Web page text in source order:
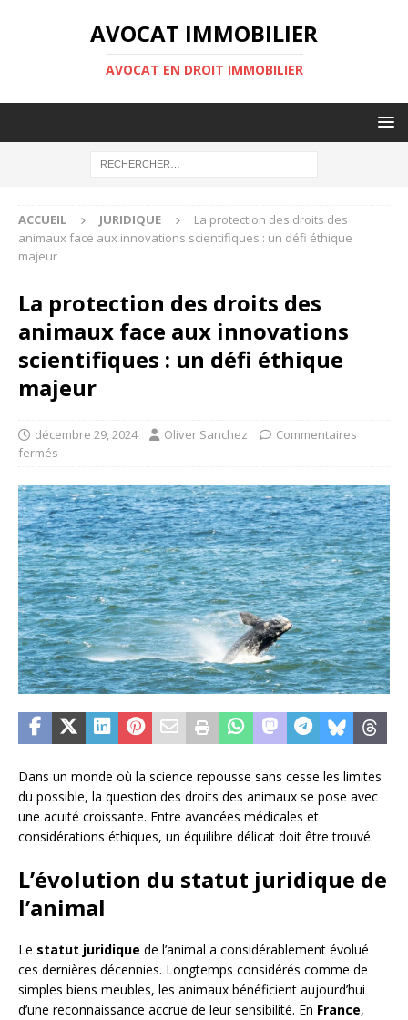
AVOCAT IMMOBILIER
AVOCAT EN DROIT IMMOBILIER
ACCUEIL JURIDIQUE
La protection des droits des
animaux face aux innovations scientifiques : un défi éthique
majeur
La protection des droits des
animaux face aux innovations
scientifiques : un défi éthique
majeur
décembre 29, 2024 Oliver Sanchez
Commentaires
fermés
Dans un monde où la science repousse sans cesse les limites
du possible, la question des droits des animaux se pose avec
une acuité croissante. Entre avancées médicales et
considérations éthiques, un équilibre délicat doit être trouvé.
L’évolution du statut juridique de
l’animal
Le statut juridique de l’animal a considérablement évolué
ces dernières décennies. Longtemps considérés comme de
simples biens meubles, les animaux bénéficient aujourd’hui
d’une reconnaissance accrue de leur sensibilité. En France,